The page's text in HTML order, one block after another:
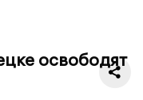
освободят